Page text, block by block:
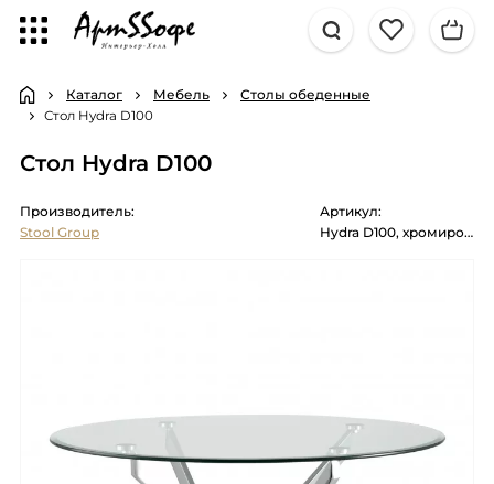
Каталог Мебель Столы обеденные
Стол Hydra D100
Стол Hydra D100
Производитель:
Stool Group
Артикул:
Hydra D100, хромированные ножки, столешница закаленное стекло